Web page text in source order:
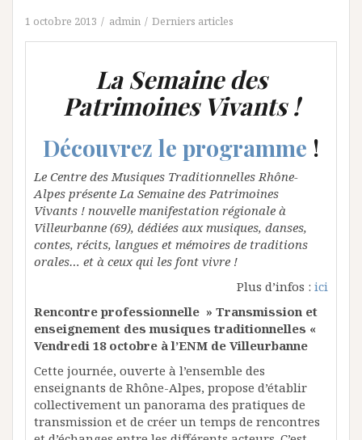
1 octobre 2013 admin Derniers articles
La Semaine des
Patrimoines Vivants !
Découvrez le programme !
Le Centre des Musiques Traditionnelles Rhône-
Alpes présente La Semaine des Patrimoines
Vivants ! nouvelle manifestation régionale à
Villeurbanne (69), dédiées aux musiques, danses,
contes, récits, langues et mémoires de traditions
orales… et à ceux qui les font vivre !
Plus d’infos : ici
Rencontre professionnelle » Transmission et
enseignement des musiques traditionnelles «
Vendredi 18 octobre à l’ENM de Villeurbanne
Cette journée, ouverte à l’ensemble des
enseignants de Rhône-Alpes, propose d’établir
collectivement un panorama des pratiques de
transmission et de créer un temps de rencontres